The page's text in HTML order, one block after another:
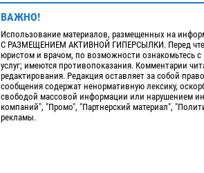
ВАЖНО!
Использование материалов, размещенных на
С РАЗМЕЩЕНИЕМ АКТИВНОЙ ГИПЕРСЫЛКИ. Перед
юристом и врачом, по возможности ознакомьтесь
услуг; имеются противопоказания. Комментарии
редактирования. Редакция оставляет за собой
сообщения содержат ненормативную лексику,
свободой массовой информации или нарушением
компаний", "Промо", "Партнерский материал",
рекламы.